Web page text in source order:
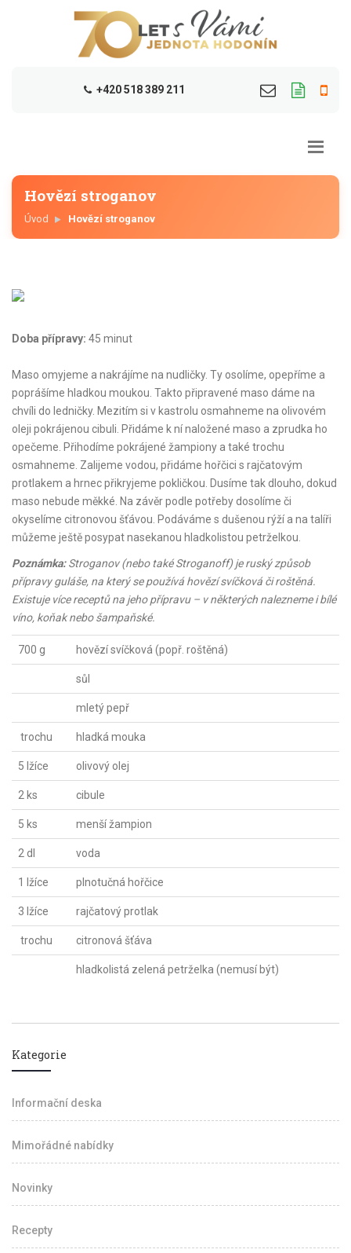
+420 518 389 211
Hovězí stroganov
Úvod Hovězí stroganov
Doba přípravy: 45 minut
Maso omyjeme a nakrájíme na nudličky. Ty osolíme, opepříme a
poprášíme hladkou moukou. Takto připravené maso dáme na
chvíli do ledničky. Mezitím si v kastrolu osmahneme na olivovém
oleji pokrájenou cibuli. Přidáme k ní naložené maso a zprudka ho
opečeme. Přihodíme pokrájené žampiony a také trochu
osmahneme. Zalijeme vodou, přidáme hořčici s rajčatovým
protlakem a hrnec přikryjeme pokličkou. Dusíme tak dlouho, dokud
maso nebude měkké. Na závěr podle potřeby dosolíme či
okyselíme citronovou šťávou. Podáváme s dušenou rýží a na talíři
můžeme ještě posypat nasekanou hladkolistou petrželkou.
Poznámka:Stroganov (nebo také Stroganoff) je ruský způsob
přípravy guláše, na který se používá hovězí svíčková či roštěná.
Existuje více receptů na jeho přípravu – v některých nalezneme i bílé
víno, koňak nebo šampaňské.
700 g hovězí svíčková (popř. roštěná)
sůl
mletý pepř
trochu hladká mouka
5 lžíce olivový olej
2 ks cibule
5 ks menší žampion
2 dl voda
1 lžíce plnotučná hořčice
3 lžíce rajčatový protlak
trochu citronová šťáva
hladkolistá zelená petrželka (nemusí být)
Kategorie
Informační deska
Mimořádné nabídky
Novinky
Recepty